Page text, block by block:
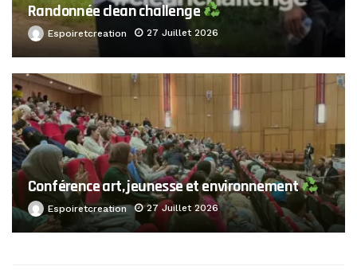
Randonnée clean challenge
Espoiretcreation 27 Juillet 2026
Conférence art, jeunesse et environnement
Espoiretcreation 27 Juillet 2026